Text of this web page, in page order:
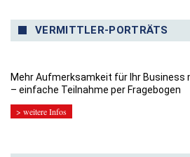
VERMITTLER-PORTRÄTS
Mehr Aufmerksamkeit für Ihr Business
– einfache Teilnahme per Fragebogen
> weitere Infos